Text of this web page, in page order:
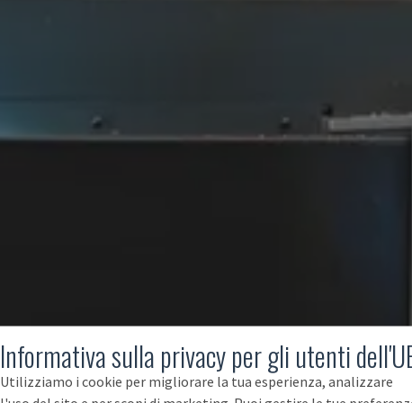
Informativa sulla privacy per gli utenti
Utilizziamo i cookie per migliorare la tua esperienza, analizzare